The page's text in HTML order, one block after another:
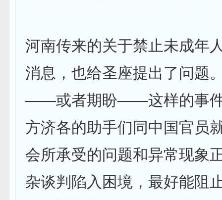
河南传来的关于禁止未成年
消息，也给圣座提出了问题
——或者期盼——这样的事件
方济各的助手们同中国官员
会所承受的问题和异常现象
杂谈判陷入困境，最好能阻